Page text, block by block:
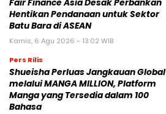
Fair Finance Asia Desak Perbankan
Hentikan Pendanaan untuk Sektor
Batu Bara di ASEAN
Kamis, 6 Agu 2026 - 13:02 WIB
Pers Rilis
Shueisha Perluas Jangkauan Global
melalui MANGA MILLION, Platform
Manga yang Tersedia dalam 100
Bahasa